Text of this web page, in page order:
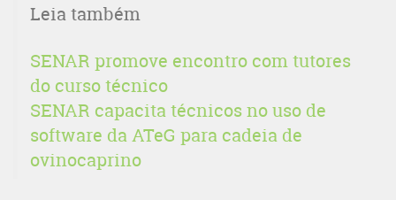
Leia também
SENAR promove encontro com tutores
do curso técnico
SENAR capacita técnicos no uso de
software da ATeG para cadeia de
ovinocaprino